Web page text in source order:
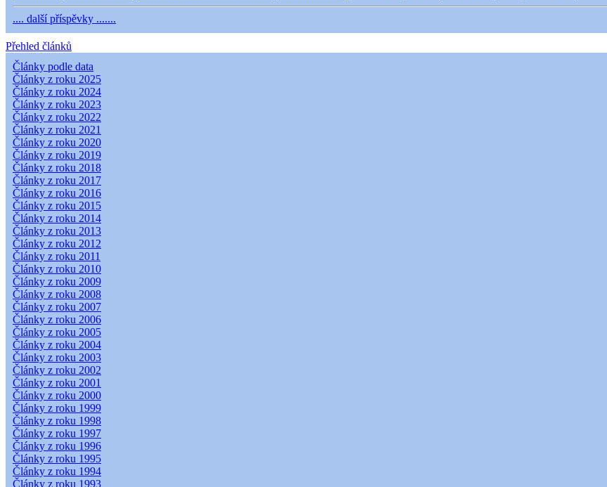
.... další příspěvky .......
Přehled článků
Články podle data
Články z roku 2025
Články z roku 2024
Články z roku 2023
Články z roku 2022
Články z roku 2021
Články z roku 2020
Články z roku 2019
Články z roku 2018
Články z roku 2017
Články z roku 2016
Články z roku 2015
Články z roku 2014
Články z roku 2013
Články z roku 2012
Články z roku 2011
Články z roku 2010
Články z roku 2009
Články z roku 2008
Články z roku 2007
Články z roku 2006
Články z roku 2005
Články z roku 2004
Články z roku 2003
Články z roku 2002
Články z roku 2001
Články z roku 2000
Články z roku 1999
Články z roku 1998
Články z roku 1997
Články z roku 1996
Články z roku 1995
Články z roku 1994
Články z roku 1993